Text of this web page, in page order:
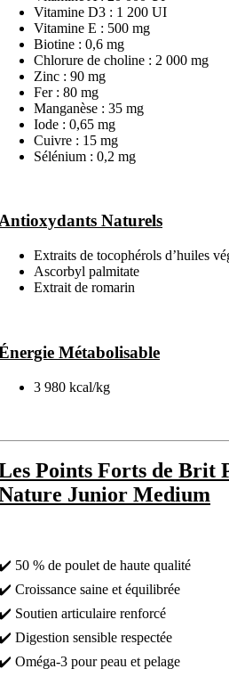
Vitamine D3 : 1 200 UI
Vitamine E : 500 mg
Biotine : 0,6 mg
Chlorure de choline : 2 000 mg
Zinc : 90 mg
Fer : 80 mg
Manganèse : 35 mg
Iode : 0,65 mg
Cuivre : 15 mg
Sélénium : 0,2 mg
Naturels
Extraits de tocophérols d’huiles
Ascorbyl palmitate
Extrait de romarin
Métabolisable
3 980 kcal/kg
Points Forts de Brit
Junior Medium
50 % de poulet de haute qualité
Croissance saine et équilibrée
Soutien articulaire renforcé
Digestion sensible respectée
Oméga-3 pour peau et pelage